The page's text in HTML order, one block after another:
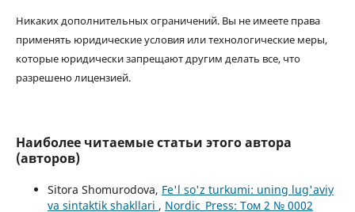
Никаких дополнительных ограничений. Вы не имеете права
применять юридические условия или технологические меры,
которые юридически запрещают другим делать все, что
разрешено лицензией.
Наиболее читаемые статьи этого автора
(авторов)
Sitora Shomurodova, Fe'l so'z turkumi: uning lug'aviy
va sintaktik shakllari , Nordic_Press: Том 2 № 0002